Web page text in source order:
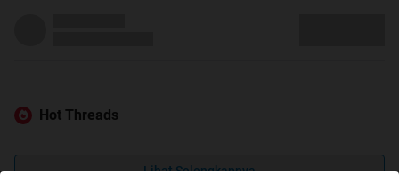
Hot Threads
Lihat Selengkapnya